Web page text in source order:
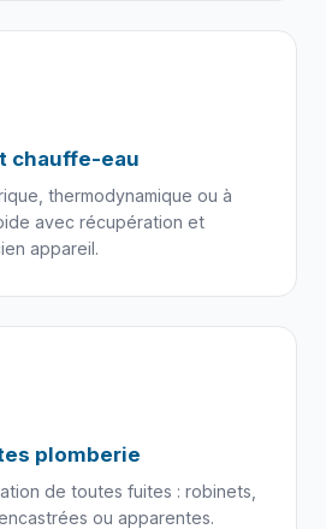
chauffe-eau
thermodynamique ou à
avec récupération et
appareil.
plomberie
de toutes fuites : robinets,
ou apparentes.